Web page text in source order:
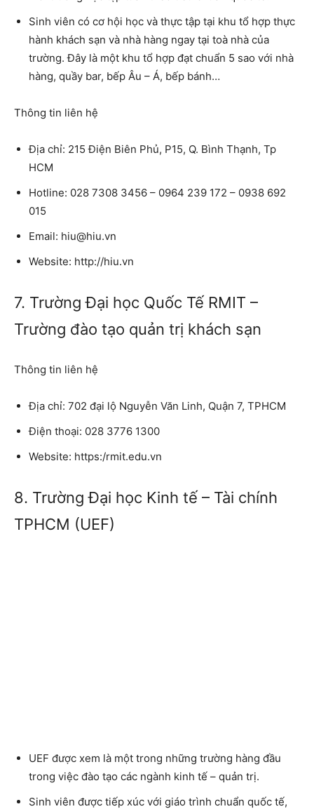
Sinh viên có cơ hội học và thực tập tại khu tổ hợp thực
hành khách sạn và nhà hàng ngay tại toà nhà của
trường. Đây là một khu tổ hợp đạt chuẩn 5 sao với nhà
hàng, quầy bar, bếp Âu – Á, bếp bánh…
Thông tin liên hệ
Địa chỉ: 215 Điện Biên Phủ, P15, Q. Bình Thạnh, Tp
HCM
Hotline: 028 7308 3456 – 0964 239 172 – 0938 692
015
Email: hiu@hiu.vn
Website: http://hiu.vn
7. Trường Đại học Quốc Tế RMIT –
Trường đào tạo quản trị khách sạn
Thông tin liên hệ
Địa chỉ: 702 đại lộ Nguyễn Văn Linh, Quận 7, TPHCM
Điện thoại: 028 3776 1300
Website: https:/rmit.edu.vn
8. Trường Đại học Kinh tế – Tài chính
TPHCM (UEF)
UEF được xem là một trong những trường hàng đầu
trong việc đào tạo các ngành kinh tế – quản trị.
Sinh viên được tiếp xúc với giáo trình chuẩn quốc tế,